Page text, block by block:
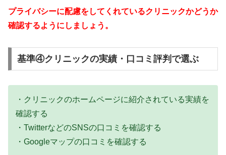
プライバシーに配慮をしてくれているクリニックかどうか
確認するようにしましょう。
基準④クリニックの実績・口コミ評判で選ぶ
・クリニックのホームページに紹介されている実績を
確認する
・TwitterなどのSNSの口コミを確認する
・Googleマップの口コミを確認する